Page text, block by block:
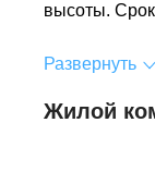
высоты. Срок
Развернуть
Жилой